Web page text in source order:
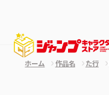
ホーム 作品名 た行